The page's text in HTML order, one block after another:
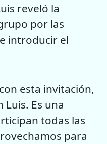
reveló la
por las
introducir el
esta invitación,
Es una
todas las
para